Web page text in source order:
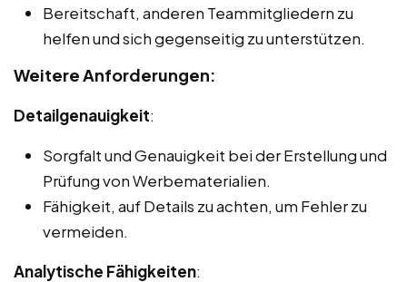
Bereitschaft, anderen Teammitgliedern zu
helfen und sich gegenseitig zu unterstützen.
Weitere Anforderungen:
Detailgenauigkeit:
Sorgfalt und Genauigkeit bei der Erstellung und
Prüfung von Werbematerialien.
Fähigkeit, auf Details zu achten, um Fehler zu
vermeiden.
Analytische Fähigkeiten: